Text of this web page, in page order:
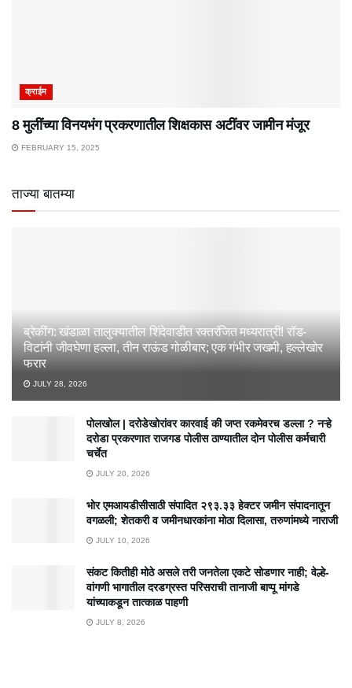
क्राईम
8 मुलींच्या विनयभंग प्रकरणातील शिक्षकास अटींवर जामीन मंजूर
FEBRUARY 15, 2025
ताज्या बातम्या
ब्रेकींग: खंडाळा तालुक्यातील शिंदेवाडीत रक्तरंजित मध्यरात्री! रॉड-
विटांनी जीवघेणा हल्ला, तीन राऊंड गोळीबार; एक गंभीर जखमी, हल्लेखोर
फरार
JULY 28, 2026
पोलखोल | दरोडेखोरांवर कारवाई की जप्त रकमेवरच डल्ला ? नऱ्हे
दरोडा प्रकरणात राजगड पोलीस ठाण्यातील दोन पोलीस कर्मचारी
चर्चेत
JULY 20, 2026
भोर एमआयडीसीसाठी संपादित २९३.३३ हेक्टर जमीन संपादनातून
वगळली; शेतकरी व जमीनधारकांना मोठा दिलासा, तरुणांमध्ये नाराजी
JULY 10, 2026
संकट कितीही मोठे असले तरी जनतेला एकटे सोडणार नाही; वेल्हे-
वांगणी भागातील दरडग्रस्त परिसराची तानाजी बाप्पू मांगडे
यांच्याकडून तात्काळ पाहणी
JULY 8, 2026